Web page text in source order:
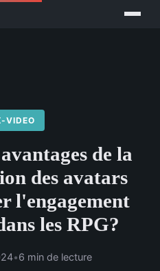
VIDEO
de la
des avatars
l'engagement
les RPG?
•6 min de lecture